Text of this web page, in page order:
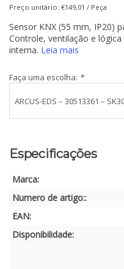
Preço unitário: €149,01 / Peça
Sensor KNX (55 mm, IP20)
Controle, ventilação e
interna. Leia mais
Faça uma escolha: *
Especificações
Marca:
Numero de artigo::
EAN:
Disponibilidade: